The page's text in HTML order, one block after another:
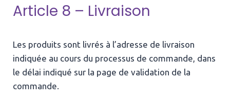
Article 8 – Livraison
Les produits sont livrés à l’adresse de livraison
indiquée au cours du processus de commande, dans
le délai indiqué sur la page de validation de la
commande.